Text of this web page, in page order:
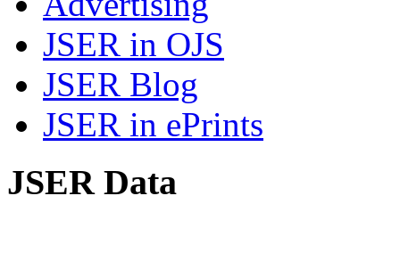
JSER in OJS
JSER Blog
JSER in ePrints
JSER Data